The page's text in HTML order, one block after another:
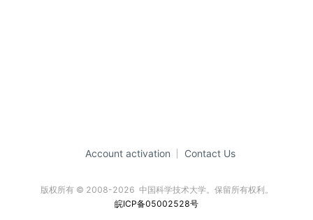
Account activation Contact Us
版权所有 © 2008-2026  中国科学技术大学。保留所有权利。
皖ICP备05002528号